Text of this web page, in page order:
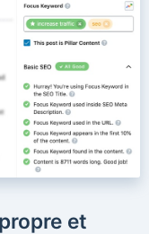
et